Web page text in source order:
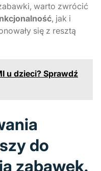
warto zwrócić
, jak i
się z resztą
u dzieci? Sprawdź
do
zabawek.